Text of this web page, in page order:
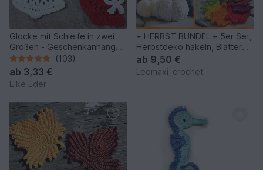
Glocke mit Schleife in zwei
Größen - Geschenkanhänger,
Tischdeko
(103)
ab 3,33 €
Elke Eder
+ HERBST BUNDEL + 5er Set,
Herbstdeko häkeln, Blätter
und Kürbisse
ab 9,50 €
Leomaxi_crochet